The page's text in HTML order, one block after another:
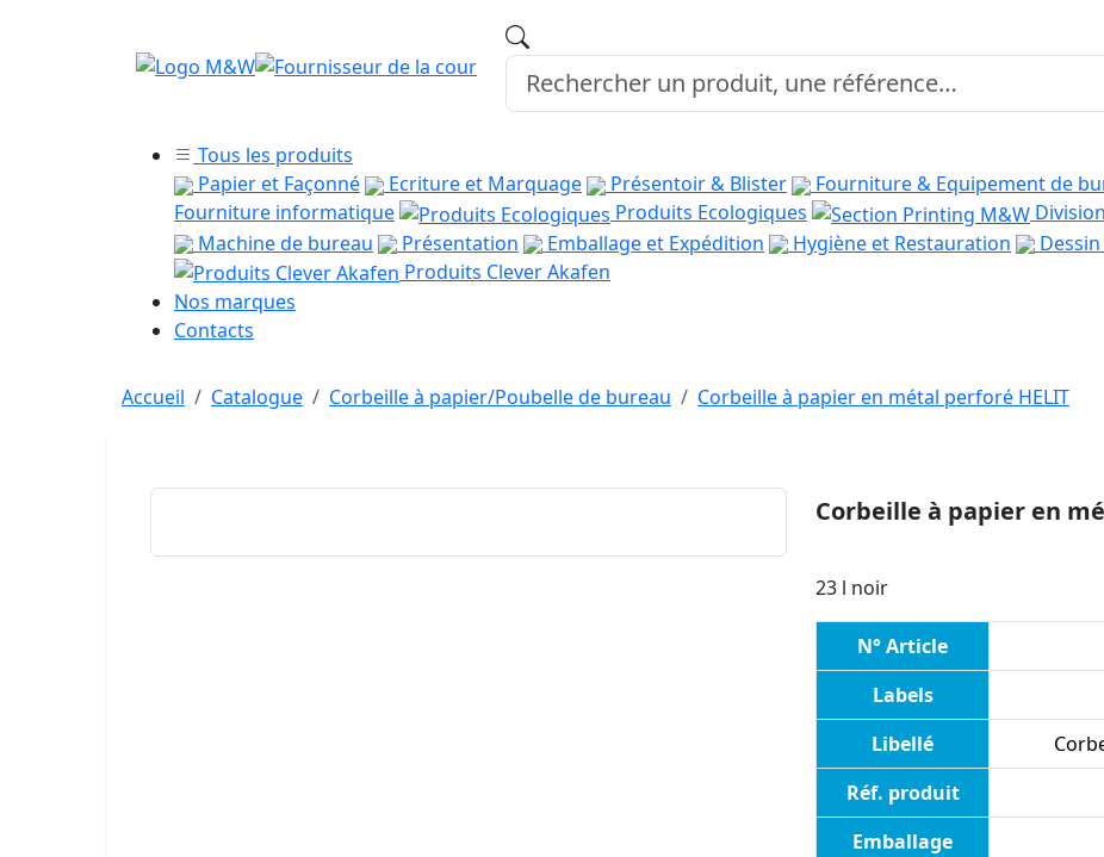
Tous les produits
Papier et Façonné
Ecriture et Marquage Présentoir & Blister Fourniture & Equipement de
Fourniture informatique
Produits Ecologiques
Machine de bureau
Présentation Emballage et Expédition Hygiène et Restauration
Produits Clever Akafen
Nos marques
Contacts
Accueil Catalogue Corbeille à papier/Poubelle de bureau Corbeille à papier en métal perforé HELIT
Corbeille à papier en
23 l noir
N° Article
Labels
Libellé
Réf. produit
Emballage